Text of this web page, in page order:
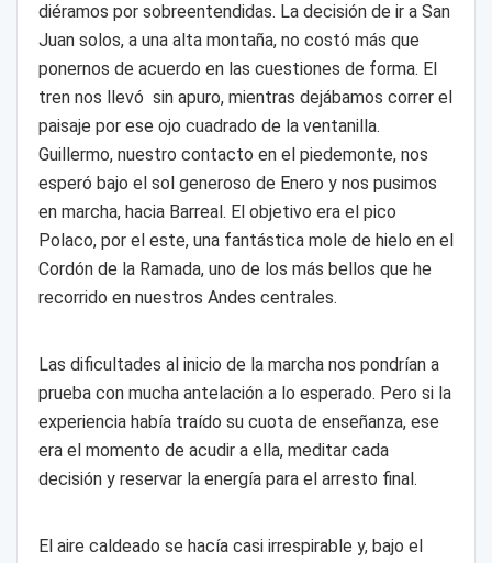
diéramos por sobreentendidas. La decisión de ir a San
Juan solos, a una alta montaña, no costó más que
ponernos de acuerdo en las cuestiones de forma. El
tren nos llevó sin apuro, mientras dejábamos correr el
paisaje por ese ojo cuadrado de la ventanilla.
Guillermo, nuestro contacto en el piedemonte, nos
esperó bajo el sol generoso de Enero y nos pusimos
en marcha, hacia Barreal. El objetivo era el pico
Polaco, por el este, una fantástica mole de hielo en el
Cordón de la Ramada, uno de los más bellos que he
recorrido en nuestros Andes centrales.
Las dificultades al inicio de la marcha nos pondrían a
prueba con mucha antelación a lo esperado. Pero si la
experiencia había traído su cuota de enseñanza, ese
era el momento de acudir a ella, meditar cada
decisión y reservar la energía para el arresto final.
El aire caldeado se hacía casi irrespirable y, bajo el